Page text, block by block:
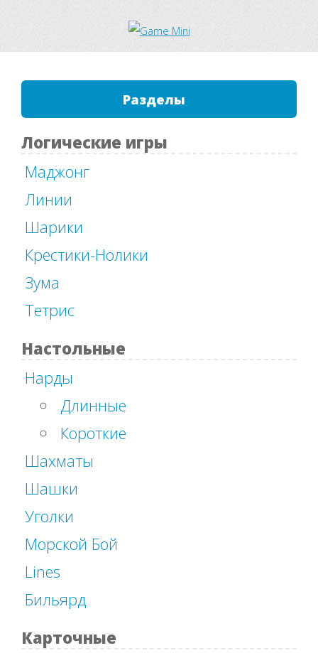
Разделы
Логические игры
Маджонг
Линии
Шарики
Крестики-Нолики
Зума
Тетрис
Настольные
Нарды
Длинные
Короткие
Шахматы
Шашки
Уголки
Морской Бой
Lines
Бильярд
Карточные